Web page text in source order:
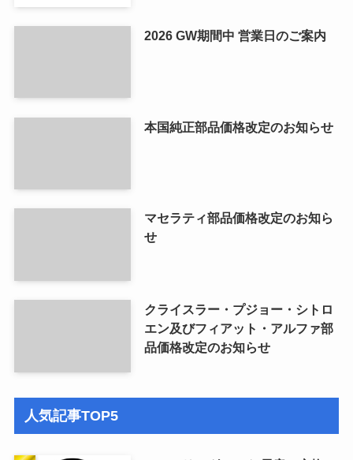
2026 GW期間中 営業日のご案内
本国純正部品価格改定のお知らせ
マセラティ部品価格改定のお知ら
せ
クライスラー・プジョー・シトロ
エン及びフィアット・アルファ部
品価格改定のお知らせ
人気記事TOP5